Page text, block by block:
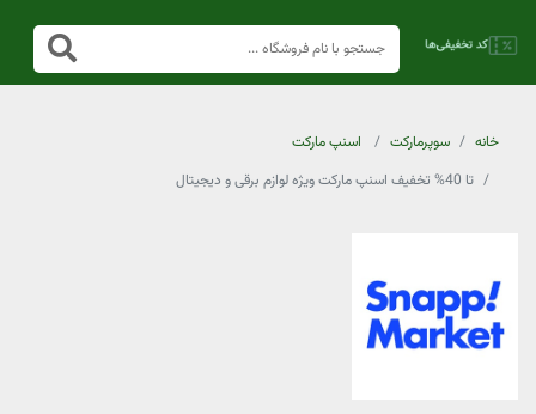
خانه سوپرمارکت
اسنپ مارکت
تا 40% تخفیف اسنپ مارکت ویژه لوازم برقی و دیجیتال